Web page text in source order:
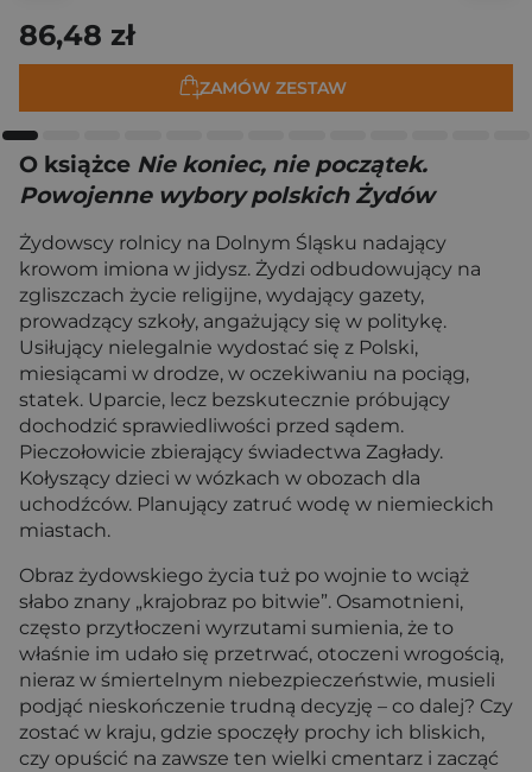
86,48 zł
ZAMÓW ZESTAW
O książce Nie koniec, nie początek.
Powojenne wybory polskich Żydów
Żydowscy rolnicy na Dolnym Śląsku nadający
krowom imiona w jidysz. Żydzi odbudowujący na
zgliszczach życie religijne, wydający gazety,
prowadzący szkoły, angażujący się w politykę.
Usiłujący nielegalnie wydostać się z Polski,
miesiącami w drodze, w oczekiwaniu na pociąg,
statek. Uparcie, lecz bezskutecznie próbujący
dochodzić sprawiedliwości przed sądem.
Pieczołowicie zbierający świadectwa Zagłady.
Kołyszący dzieci w wózkach w obozach dla
uchodźców. Planujący zatruć wodę w niemieckich
miastach.
Obraz żydowskiego życia tuż po wojnie to wciąż
słabo znany „krajobraz po bitwie”. Osamotnieni,
często przytłoczeni wyrzutami sumienia, że to
właśnie im udało się przetrwać, otoczeni wrogością,
nieraz w śmiertelnym niebezpieczeństwie, musieli
podjąć nieskończenie trudną decyzję – co dalej? Czy
zostać w kraju, gdzie spoczęły prochy ich bliskich,
czy opuścić na zawsze ten wielki cmentarz i zacząć